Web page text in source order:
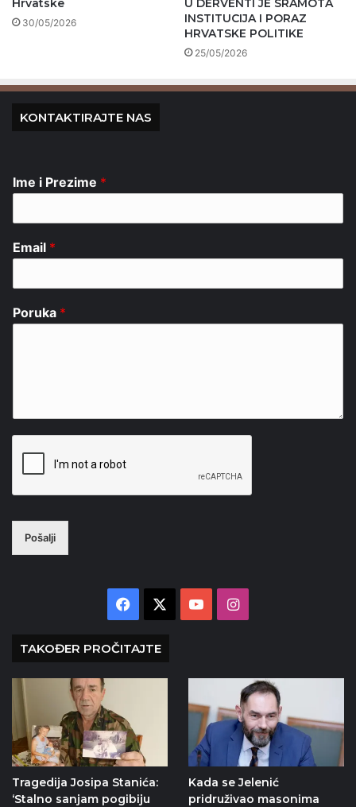
Hrvatske
30/05/2026
U DERVENTI JE SRAMOTA
INSTITUCIJA I PORAZ
HRVATSKE POLITIKE
25/05/2026
KONTAKTIRAJTE NAS
Ime i Prezime *
Email *
Poruka *
Pošalji
Facebook YouTubeInstagram
TAKOĐER PROČITAJTE
Tragedija Josipa Stanića:
‘Stalno sanjam pogibiju
Kada se Jelenić
pridruživao masonima